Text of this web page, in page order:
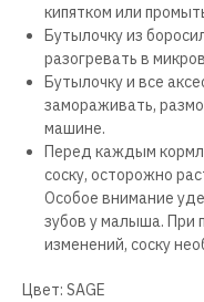
кипятком или
Бутылочку из
разогревать в
Бутылочку и все
замораживать,
машине.
Перед каждым
соску, осторожно
Особое внимание
зубов у малыша. При
изменений, соску
Цвет: SAGE